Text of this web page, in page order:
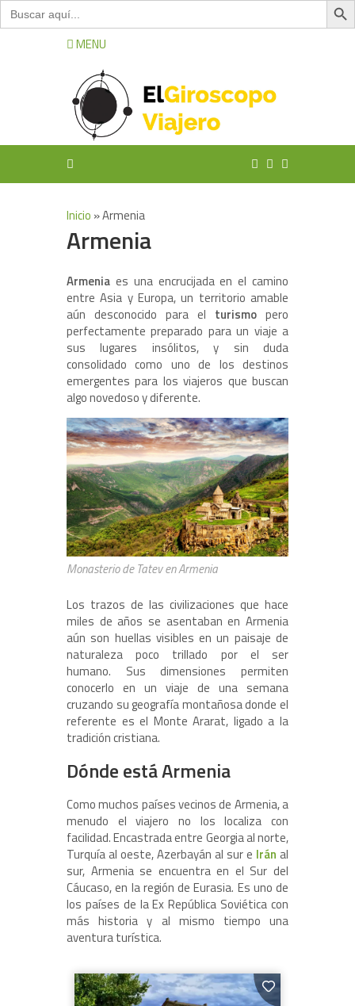
Buscar:
MENU
Inicio »Armenia
Armenia
Armenia es una encrucijada en el camino
entre Asia y Europa, un territorio amable
aún desconocido para el turismo pero
perfectamente preparado para un viaje a
sus lugares insólitos, y sin duda
consolidado como uno de los destinos
emergentes para los viajeros que buscan
algo novedoso y diferente.
Monasterio de Tatev en Armenia
Los trazos de las civilizaciones que hace
miles de años se asentaban en Armenia
aún son huellas visibles en un paisaje de
naturaleza poco trillado por el ser
humano. Sus dimensiones permiten
conocerlo en un viaje de una semana
cruzando su geografía montañosa donde el
referente es el Monte Ararat, ligado a la
tradición cristiana.
Dónde está Armenia
Como muchos países vecinos de Armenia, a
menudo el viajero no los localiza con
facilidad. Encastrada entre Georgia al norte,
Turquía al oeste, Azerbayán al sur e Irán al
sur, Armenia se encuentra en el Sur del
Cáucaso, en la región de Eurasia. Es uno de
los países de la Ex República Soviética con
más historia y al mismo tiempo una
aventura turística.